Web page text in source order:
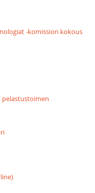
-komission kokous
pelastustoimen